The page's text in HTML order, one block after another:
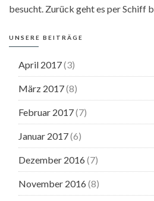
besucht. Zurück geht es per Schiff
UNSERE BEITRÄGE
April 2017(3)
März 2017(8)
Februar 2017(7)
Januar 2017(6)
Dezember 2016 (7)
November 2016 (8)